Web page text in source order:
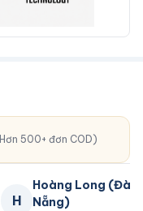
500+ đơn COD)
H
Hoàng Long (Đà
Nẵng)